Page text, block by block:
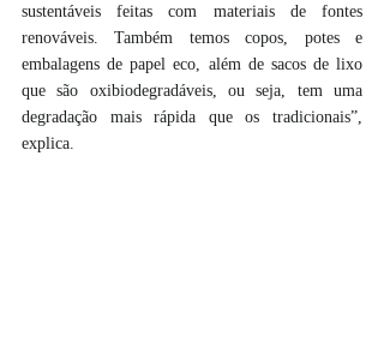
sustentáveis feitas com materiais de fontes
renováveis. Também temos copos, potes e
embalagens de papel eco, além de sacos de lixo
que são oxibiodegradáveis, ou seja, tem uma
degradação mais rápida que os tradicionais”,
explica.